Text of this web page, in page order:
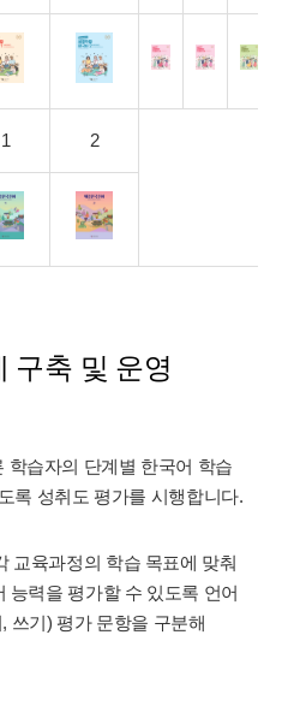
1 2
구축 및 운영
학습자의 단계별 한국어 학습
록 성취도 평가를 시행합니다.
교육과정의 학습 목표에 맞춰
능력을 평가할 수 있도록 언어
쓰기) 평가 문항을 구분해